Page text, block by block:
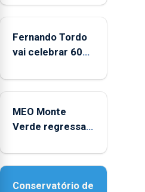
entre
e
2025
Fernando Tordo
vai celebrar 60
no Coliseu
MEO Monte
Verde regressa
acessibilidade
Conservatório de